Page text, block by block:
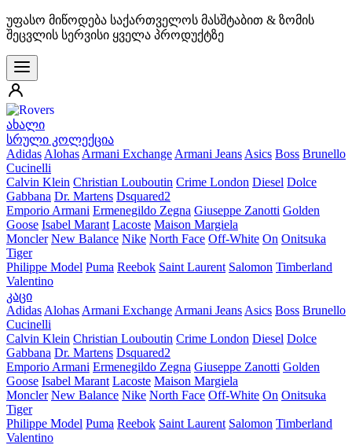
უფასო მიწოდება საქართველოს მასშტაბით & ზომის
შეცვლის სერვისი ყველა პროდუქტზე
ახალი
სრული კოლექცია
Adidas Alohas Armani Exchange Armani Jeans Asics Boss Brunello
Cucinelli
Calvin Klein Christian Louboutin Crime London Diesel Dolce
Gabbana Dr. Martens Dsquared2
Emporio Armani Ermenegildo Zegna Giuseppe Zanotti Golden
Goose Isabel Marant Lacoste Maison Margiela
Moncler New Balance Nike North Face Off-White On Onitsuka
Tiger
Philippe Model Puma Reebok Saint Laurent Salomon Timberland
Valentino
კაცი
Adidas Alohas Armani Exchange Armani Jeans Asics Boss Brunello
Cucinelli
Calvin Klein Christian Louboutin Crime London Diesel Dolce
Gabbana Dr. Martens Dsquared2
Emporio Armani Ermenegildo Zegna Giuseppe Zanotti Golden
Goose Isabel Marant Lacoste Maison Margiela
Moncler New Balance Nike North Face Off-White On Onitsuka
Tiger
Philippe Model Puma Reebok Saint Laurent Salomon Timberland
Valentino